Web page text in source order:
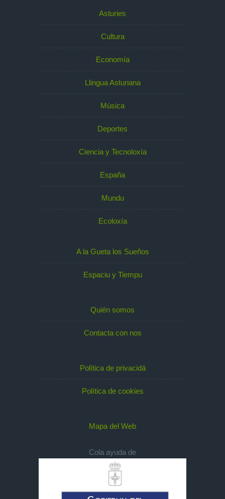
Asturies
Cultura
Economía
Llingua Asturiana
Música
Deportes
Ciencia y Tecnoloxía
España
Mundu
Ecoloxía
A la Gueta los Sueños
Espaciu y Tiempu
Quién somos
Contacta con nos
Política de privacidá
Política de cookies
Mapa del Web
Cola ayuda de